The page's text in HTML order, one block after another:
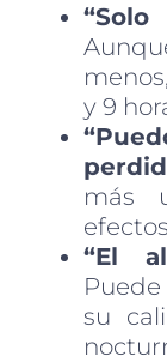
y 9
más
“El
su